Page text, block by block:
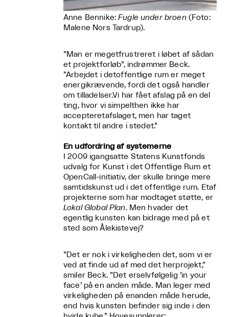
Anne Bennike:Fugle under broen (Foto:
Malene Nors Tardrup).
”Man er megetfrustreret i løbet af sådan
et projektforløb”, indrømmer Beck.
”Arbejdet i detoffentlige rum er meget
energikrævende, fordi det også handler
om tilladelser.Vi har fået afslag på en del
ting, hvor vi simpelthen ikke har
accepteretafslaget, men har taget
kontakt til andre i stedet.”
En udfordring af systemerne
I 2009 igangsatte Statens Kunstfonds
udvalg for Kunst i det Offentlige Rum et
OpenCall-initiativ, der skulle bringe mere
samtidskunst ud i det offentlige rum. Etaf
projekterne som har modtaget støtte, er
Lokal Global Plan. Men hvader det
egentlig kunsten kan bidrage med på et
sted som Ålekistevej?
”Det er nok i virkeligheden det, som vi er
ved at finde ud af med det herprojekt,”
smiler Beck. ”Det erselvfølgelig ’in your
face’ på en anden måde. Man leger med
virkeligheden på enanden måde herude,
end hvis kunsten befinder sig inde i den